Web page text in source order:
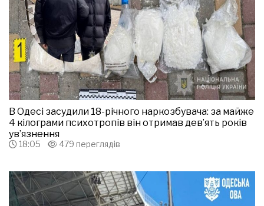
В Одесі засудили 18-річного наркозбувача: за майже
4 кілограми психотропів він отримав дев’ять років
ув’язнення
18:05 479 переглядів